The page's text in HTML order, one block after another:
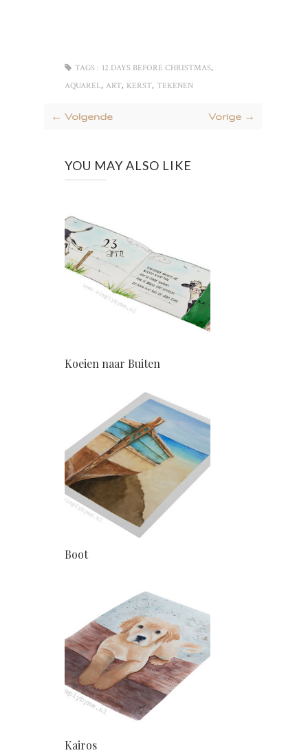
TAGS : 12 DAYS BEFORE CHRISTMAS,
AQUAREL, ART, KERST, TEKENEN
← Volgende Vorige →
YOU MAY ALSO LIKE
Koeien naar Buiten
Boot
Kairos